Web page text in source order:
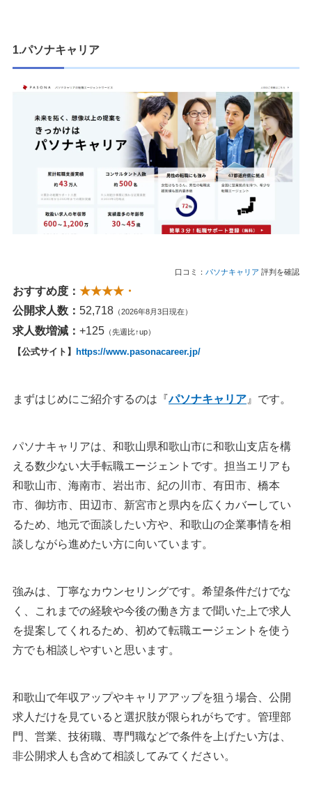
1.パソナキャリア
口コミ： パソナキャリア 評判を確認
おすすめ度： ★★★★・
公開求人数： 52,718 （2026年8月3日現在）
求人数増減： +125 （先週比↑up）
【公式サイト】 https://www.pasonacareer.jp/
まずはじめにご紹介するのは『パソナキャリア 』です。
パソナキャリアは、和歌山県和歌山市に和歌山支店を構
える数少ない大手転職エージェントです。担当エリアも
和歌山市、海南市、岩出市、紀の川市、有田市、橋本
市、御坊市、田辺市、新宮市と県内を広くカバーしてい
るため、地元で面談したい方や、和歌山の企業事情を相
談しながら進めたい方に向いています。
強みは、丁寧なカウンセリングです。希望条件だけでな
く、これまでの経験や今後の働き方まで聞いた上で求人
を提案してくれるため、初めて転職エージェントを使う
方でも相談しやすいと思います。
和歌山で年収アップやキャリアアップを狙う場合、公開
求人だけを見ていると選択肢が限られがちです。管理部
門、営業、技術職、専門職などで条件を上げたい方は、
非公開求人も含めて相談してみてください。